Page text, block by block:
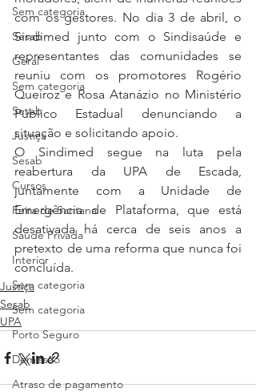
Sem categoria
Sesab
Geral
Sem categoria
Sesab
Justiça
Sesab
Cursos
Feira de Santana
Saúde Privada
Interior
Sem categoria
Sem categoria
Porto Seguro
Demissão
Atraso de pagamento
com os gestores. No dia 3 de abril, o
Sindimed junto com o Sindisaúde e
representantes das comunidades se
reuniu com os promotores Rogério
Queiroz e Rosa Atanázio no Ministério
Público Estadual denunciando a
situação e solicitando apoio.
O Sindimed segue na luta pela
reabertura da UPA de Escada,
juntamente com a Unidade de
Emergência de Plataforma, que está
desativada há cerca de seis anos a
pretexto de uma reforma que nunca foi
concluída.
Justiça
Sesab
UPA